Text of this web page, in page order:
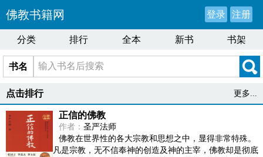
佛教书籍网 登录 注册
分类 排行 全本 新书 书架
书名
点击排行 更多...
正信的佛教
作者： 圣严法师
佛教在世界性的各大宗教和思想之中，显得非常特殊。
凡是宗教，无不信奉神的创造及神的主宰，佛教却是彻底